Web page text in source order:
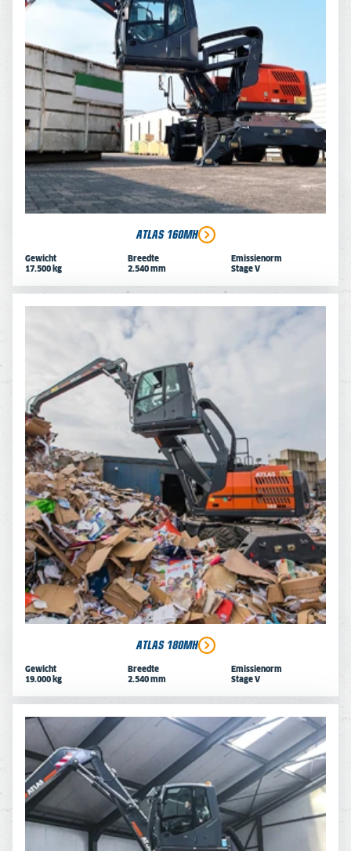
ATLAS 160MH
Gewicht
17.500 kg
Breedte
2.540 mm
Emissienorm
Stage V
ATLAS 180MH
Gewicht
19.000 kg
Breedte
2.540 mm
Emissienorm
Stage V